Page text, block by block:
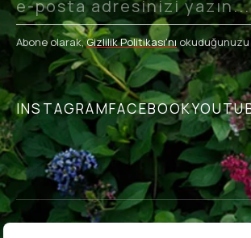
Abone olarak,Gizlilik Politikası’nı okuduğunuzu
INSTAGRAMFACEBOOK